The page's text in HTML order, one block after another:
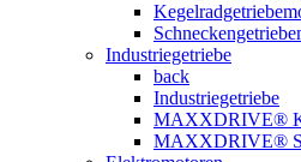
Industriegetriebe
back
Industriegetriebe
MAXXDRIVE®
MAXXDRIVE®